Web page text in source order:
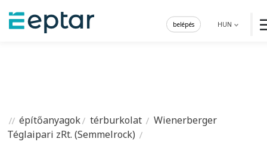
HUN
belépés
építőanyagok térburkolat
Wienerberger
Téglaipari zRt. (Semmelrock)